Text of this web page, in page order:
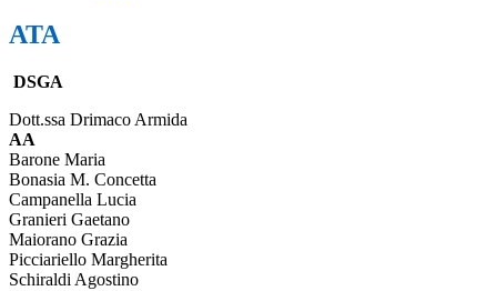
ATA
DSGA
Dott.ssa Drimaco Armida
AA
Barone Maria
Bonasia M. Concetta
Campanella Lucia
Granieri Gaetano
Maiorano Grazia
Picciariello Margherita
Schiraldi Agostino